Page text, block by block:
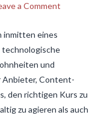
a Comment
inmitten eines
und
Anbieter, Content-
den richtigen Kurs zu
zu agieren als auch